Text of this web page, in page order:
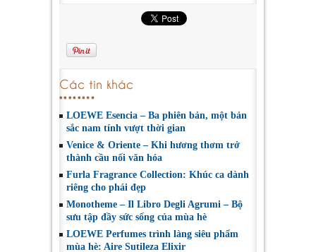
Các tin khác
LOEWE Esencia – Ba phiên bản, một bản
sắc nam tính vượt thời gian
Venice & Oriente – Khi hương thơm trở
thành cầu nối văn hóa
Furla Fragrance Collection: Khúc ca dành
riêng cho phái đẹp
Monotheme – Il Libro Degli Agrumi – Bộ
sưu tập đầy sức sống của mùa hè
LOEWE Perfumes trình làng siêu phẩm
mùa hè: Aire Sutileza Elixir